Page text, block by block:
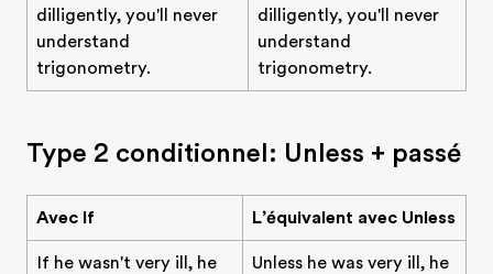
dilligently, you'll never
understand
trigonometry.
dilligently, you'll never
understand
trigonometry.
Type 2 conditionnel: Unless + passé
Avec If L’équivalent avec Unless
If he wasn't very ill, he
Unless he was very ill, he